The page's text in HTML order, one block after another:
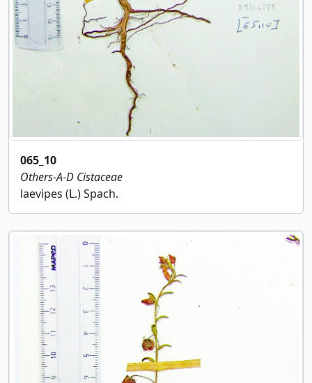
065_10
Others-A-D Cistaceae
laevipes (L.) Spach.